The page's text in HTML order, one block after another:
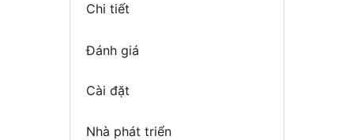
Chi tiết
Đánh giá
Cài đặt
Nhà phát triển